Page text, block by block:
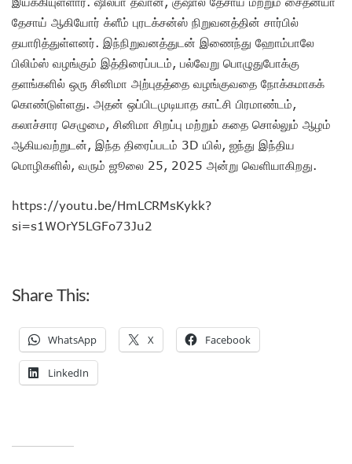
தேசாய் ஆகியோர் க்ளீம் புரடக்சன்ஸ் நிறுவனத்தின் சார்பில்
தயாரித்துள்ளனர். இந்நிறுவனத்துடன் இணைந்து ஹோம்பாலே
பிலிம்ஸ் வழங்கும் இத்திரைப்படம், பல்வேறு பொழுதுபோக்கு
தளங்களில் ஒரு சினிமா அற்புதத்தை வழங்குவதை நோக்கமாகக்
கொண்டுள்ளது. அதன் ஒப்பிடமுடியாத காட்சி பிரமாண்டம்,
கலாச்சார செழுமை, சினிமா சிறப்பு மற்றும் கதை சொல்லும் ஆழம்
ஆகியவற்றுடன், இந்த திரைப்படம் 3D யில், ஐந்து இந்திய
மொழிகளில், வரும் ஜூலை 25, 2025 அன்று வெளியாகிறது.
https://youtu.be/HmLCRMsKykk?
si=s1WOrY5LGFo73Ju2
Share This:
WhatsApp X Facebook
LinkedIn